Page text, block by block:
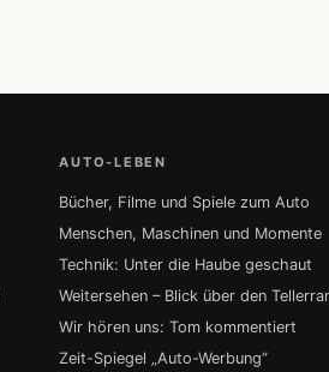
AUTO-LEBEN
Bücher, Filme und Spiele zum Auto
Menschen, Maschinen und Momente
Technik: Unter die Haube geschaut
Weitersehen – Blick über den
Wir hören uns: Tom kommentiert
Zeit-Spiegel „Auto-Werbung“